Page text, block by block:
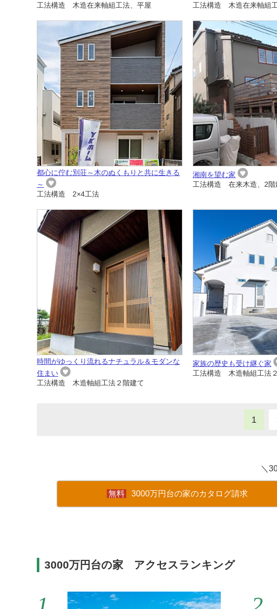
工法構造 木造在来軸組工法、平屋
工法構造 木造在来軸組
都心に佇む別荘～木のぬくもりと共に生きる
～
工法構造 2×4工法
湘南を望む家
工法構造 在来木造、2階
時間がゆっくり流れるナチュラル＆モダンな
住まい
工法構造 木造軸組工法２階建て
家族の歴史も受け継ぐ家
工法構造 木造軸組工法
1
＼
3000万円台の家のカタログ請求
3000万円台の家 アクセスランキング